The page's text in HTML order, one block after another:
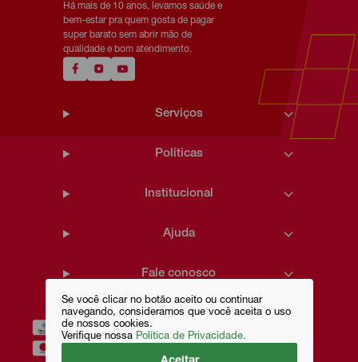
Se você clicar no botão aceito ou continuar
navegando, consideramos que você aceita o uso
de nossos cookies.
Verifique nossa Política de Privacidade.
Há mais de 10 anos, levamos saúde e
bem-estar pra quem gosta de pagar
super barato sem abrir mão de
qualidade e bom atendimento.
Serviços
Políticas
Institucional
Ajuda
Fale conosco